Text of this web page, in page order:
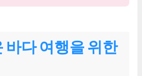
바다 여행을 위한